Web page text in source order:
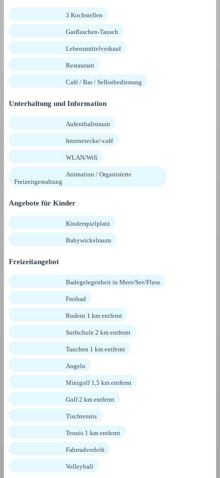
3 Kochstellen
Gasflaschen-Tausch
Lebensmittelverkauf
Restaurant
Café / Bar / Selbstbedienung
Unterhaltung und Information
Aufenthaltsraum
Internetecke/-café
WLAN/Wifi
Animation / Organisierte
Freizeitgestaltung
Angebote für Kinder
Kinderspielplatz
Babywickelraum
Freizeitangebot
Badegelegenheit in Meer/See/Fluss
Freibad
Rudern 1 km entfernt
Surfschule 2 km entfernt
Tauchen 1 km entfernt
Angeln
Minigolf 1,5 km entfernt
Golf 2 km entfernt
Tischtennis
Tennis 1 km entfernt
Fahrradverleih
Volleyball